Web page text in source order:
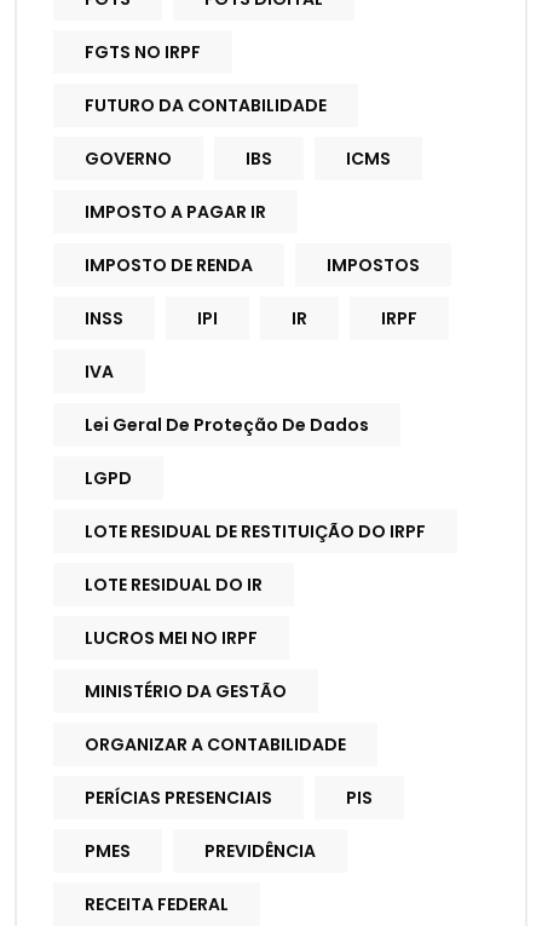
FGTS NO IRPF
FUTURO DA CONTABILIDADE
GOVERNO IBS ICMS
IMPOSTO A PAGAR IR
IMPOSTO DE RENDA IMPOSTOS
INSS IPI IR IRPF
IVA
Lei Geral De Proteção De Dados
LGPD
LOTE RESIDUAL DE RESTITUIÇÃO DO IRPF
LOTE RESIDUAL DO IR
LUCROS MEI NO IRPF
MINISTÉRIO DA GESTÃO
ORGANIZAR A CONTABILIDADE
PERÍCIAS PRESENCIAIS PIS
PMES PREVIDÊNCIA
RECEITA FEDERAL